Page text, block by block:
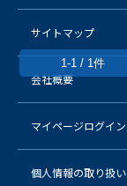
1-1 / 1件
サイトマップ
会社概要
マイページログイン
個人情報の取り扱い